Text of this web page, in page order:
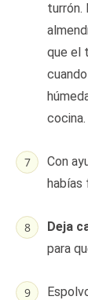
turrón.
que el
cocina.
Con
habías
Deja
para